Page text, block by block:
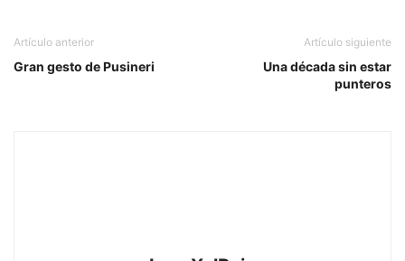
Artículo anterior
Gran gesto de Pusineri
Artículo siguiente
Una década sin estar
punteros